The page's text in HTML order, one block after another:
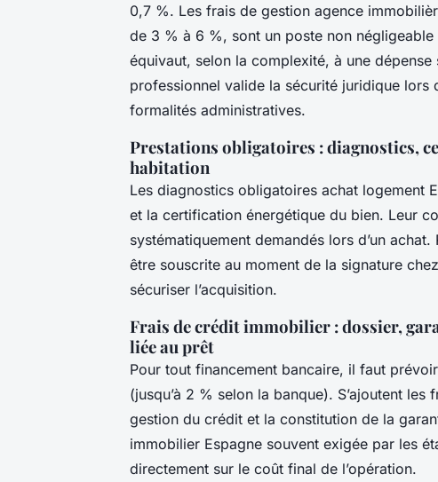
0,7 %. Les frais de gestion agence
de 3 % à 6 %, sont un poste non
équivaut, selon la complexité, à une
professionnel valide la sécurité juridique lors
formalités administratives.
Prestations obligatoires : diagnostics,
habitation
Les diagnostics obligatoires achat logement
et la certification énergétique du bien. Leur
systématiquement demandés lors d’un
être souscrite au moment de la signature
sécuriser l’acquisition.
Frais de crédit immobilier : dossier,
liée au prêt
Pour tout financement bancaire, il faut
(jusqu’à 2 % selon la banque). S’ajoutent
gestion du crédit et la constitution de la
immobilier Espagne souvent exigée par les
directement sur le coût final de l’opération.